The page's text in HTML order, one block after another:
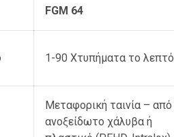
FGM 64
1-90 Χτυπήματα το λεπτό
Μεταφορική ταινία – από
ανοξείδωτο χάλυβα ή